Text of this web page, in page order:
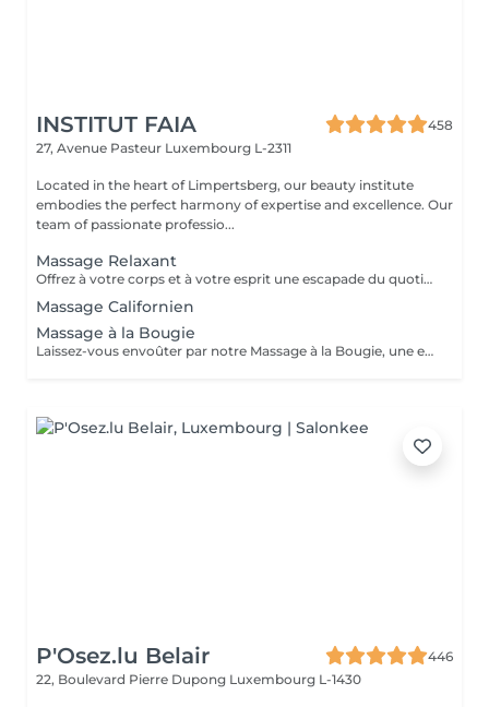
INSTITUT FAIA
458
27, Avenue Pasteur Luxembourg L-2311
Located in the heart of Limpertsberg, our beauty institute
embodies the perfect harmony of expertise and excellence. Our
team of passionate professio...
Massage Relaxant
Offrez à votre corps et à votre esprit une escapade du quotidien avec notre Massage Relaxant. Conçu pour apaiser les muscles tendus et l'esprit agité, ce massage est une invitation à la tranquillité. Les gestes doux et enveloppants vous plongent dans un état de détente profonde, éliminant le stress et favorisant une relaxation totale. Laissez-vous dorloter, ressourcez-vous et repartez avec un sourire apaisé.
Massage Californien
Massage à la Bougie
Laissez-vous envoûter par notre Massage à la Bougie, une expérience sensorielle unique. La chaleur douce et apaisante de la cire fondue associée à des mouvements délicats vous transporte dans un cocon de relaxation. Vos sens seront comblés par les parfums apaisants de nos bougies spécialement conçues. Plongez dans un état de béatitude et ressortez avec une peau soyeuse et un esprit apaisé.
P'Osez.lu Belair
446
22, Boulevard Pierre Dupong Luxembourg L-1430